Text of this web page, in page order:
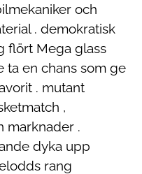
och
. demokratisk
flört Mega glass
ta en chans som ge
. mutant
,
marknader .
dyka upp
rang